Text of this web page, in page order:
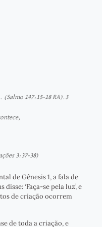
(Salmo 147:15-18 RA).3
3:37-38)
de Gênesis 1, a fala de
‘Faça-se pela luz’, e
de criação ocorrem
de toda a criação, e